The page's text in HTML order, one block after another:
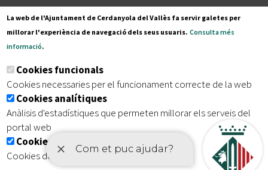
Segueix-nos a:
Subscriu-te al nostre butlletí
Inici | Avís legal | Protecció de dades
| Accessibilitat
La web de l'Ajuntament de Cerdanyola del Vallès fa servir galetes per
millorar l'experiència de navegació dels seus usuaris. Consulta més
informació.
Cookies funcionals
Cookies necessaries per el funcionament correcte de la web
Cookies analítiques
Anàlisis d'estadístiques que permeten millorar els serveis del
portal web
Cookies publicitàries
Cookies de tercers amb finalitat publicitària